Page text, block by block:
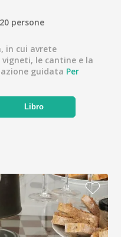
persone
in cui avrete
le cantine e la
guidata Per
Libro